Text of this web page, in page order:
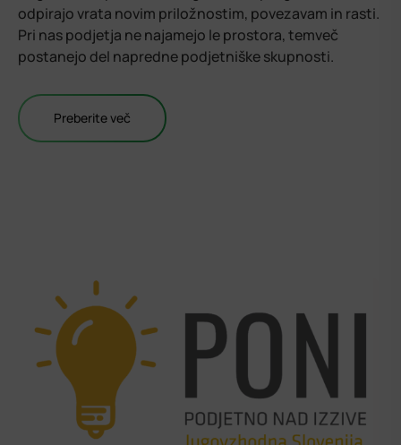
odpirajo vrata novim priložnostim, povezavam in rasti.
Pri nas podjetja ne najamejo le prostora, temveč
postanejo del napredne podjetniške skupnosti.
Preberite več